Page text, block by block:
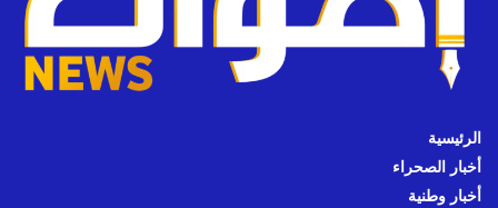
الرئيسية
أخبار الصحراء
أخبار وطنية